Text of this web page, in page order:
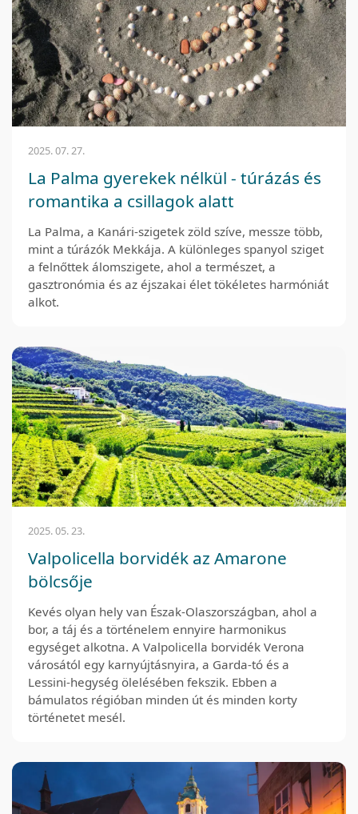
2025. 07. 27.
La Palma gyerekek nélkül - túrázás és
romantika a csillagok alatt
La Palma, a Kanári-szigetek zöld szíve, messze több,
mint a túrázók Mekkája. A különleges spanyol sziget
a felnőttek álomszigete, ahol a természet, a
gasztronómia és az éjszakai élet tökéletes harmóniát
alkot.
2025. 05. 23.
Valpolicella borvidék az Amarone
bölcsője
Kevés olyan hely van Észak-Olaszországban, ahol a
bor, a táj és a történelem ennyire harmonikus
egységet alkotna. A Valpolicella borvidék Verona
városától egy karnyújtásnyira, a Garda-tó és a
Lessini-hegység ölelésében fekszik. Ebben a
bámulatos régióban minden út és minden korty
történetet mesél.